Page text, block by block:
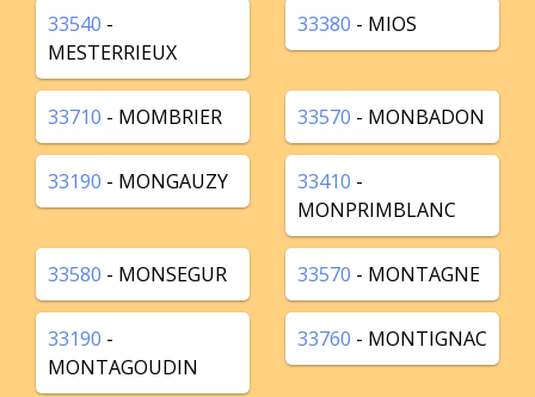
33540 -
MESTERRIEUX
33380 - MIOS
33710 - MOMBRIER 33570 - MONBADON
33190 - MONGAUZY 33410 -
MONPRIMBLANC
33580 - MONSEGUR 33570 - MONTAGNE
33190 -
MONTAGOUDIN
33760 - MONTIGNAC